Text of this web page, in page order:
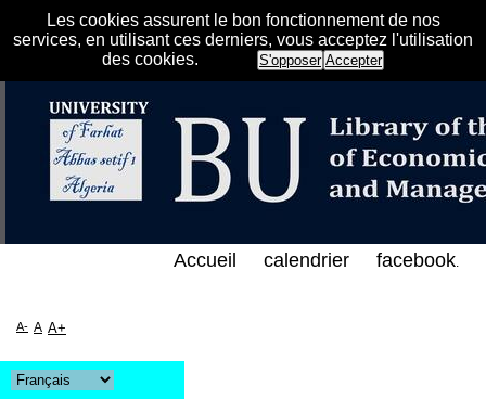
Les cookies assurent le bon fonctionnement de nos
services, en utilisant ces derniers, vous acceptez l'utilisation
des cookies.
S'opposer Accepter
الإلكتروني على الخط المباشر لمكتبة كلية العلوم
Accueil calendrier facebook.
A- A A+